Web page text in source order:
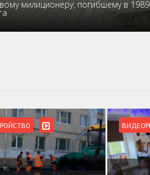
милиционеру, погибшему в 1989